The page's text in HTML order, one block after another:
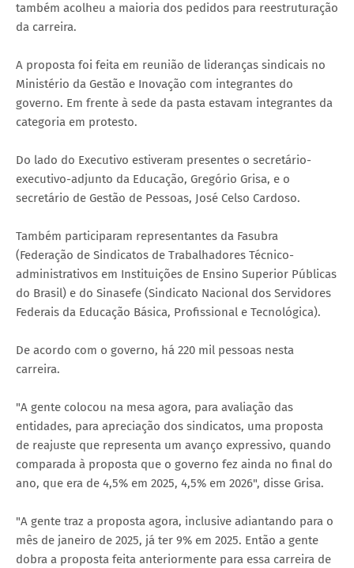
também acolheu a maioria dos pedidos para reestruturação
da carreira.
A proposta foi feita em reunião de lideranças sindicais no
Ministério da Gestão e Inovação com integrantes do
governo. Em frente à sede da pasta estavam integrantes da
categoria em protesto.
Do lado do Executivo estiveram presentes o secretário-
executivo-adjunto da Educação, Gregório Grisa, e o
secretário de Gestão de Pessoas, José Celso Cardoso.
Também participaram representantes da Fasubra
(Federação de Sindicatos de Trabalhadores Técnico-
administrativos em Instituições de Ensino Superior Públicas
do Brasil) e do Sinasefe (Sindicato Nacional dos Servidores
Federais da Educação Básica, Profissional e Tecnológica).
De acordo com o governo, há 220 mil pessoas nesta
carreira.
"A gente colocou na mesa agora, para avaliação das
entidades, para apreciação dos sindicatos, uma proposta
de reajuste que representa um avanço expressivo, quando
comparada à proposta que o governo fez ainda no final do
ano, que era de 4,5% em 2025, 4,5% em 2026", disse Grisa.
"A gente traz a proposta agora, inclusive adiantando para o
mês de janeiro de 2025, já ter 9% em 2025. Então a gente
dobra a proposta feita anteriormente para essa carreira de